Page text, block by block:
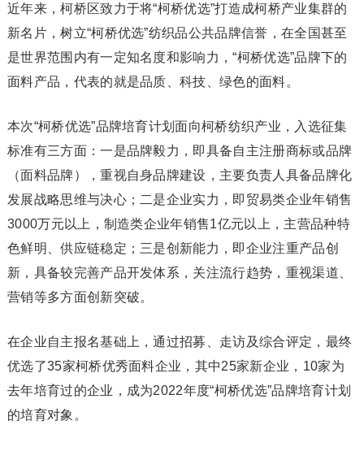
近年来，柯桥区致力于将“柯桥优选”打造成柯桥产业集群的
新名片，树立“柯桥优选”纺织品公共品牌信誉，在全国甚至
是世界范围内有一定知名度和影响力，“柯桥优选”品牌下的
面料产品，代表的就是品质、科技、绿色的面料。
本次“柯桥优选”品牌培育计划面向柯桥纺织产业，入选征集
标准有三方面：一是品牌毅力，即具备自主注册商标或品牌
（面料品牌），重视自身品牌建设，主要负责人具备品牌化
发展战略思维与决心；二是企业实力，即贸易类企业年销售
3000万元以上，制造类企业年销售1亿元以上，主营品种特
色鲜明、供应链稳定；三是创新能力，即企业注重产品创
新，具备较完善产品开发体系，关注流行趋势，重视渠道、
营销等多方面创新突破。
在企业自主报名基础上，通过招募、走访及综合评定，最终
优选了35家柯桥优秀面料企业，其中25家新企业，10家为
去年培育过的企业，成为2022年度“柯桥优选”品牌培育计划
的培育对象。